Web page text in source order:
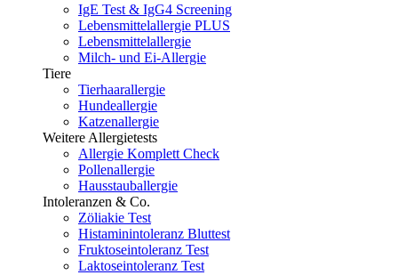
IgE Test & IgG4 Screening
Lebensmittelallergie PLUS
Lebensmittelallergie
Milch- und Ei-Allergie
Tiere
Tierhaarallergie
Hundeallergie
Katzenallergie
Weitere Allergietests
Allergie Komplett Check
Pollenallergie
Hausstauballergie
Intoleranzen & Co.
Zöliakie Test
Histaminintoleranz Bluttest
Fruktoseintoleranz Test
Laktoseintoleranz Test